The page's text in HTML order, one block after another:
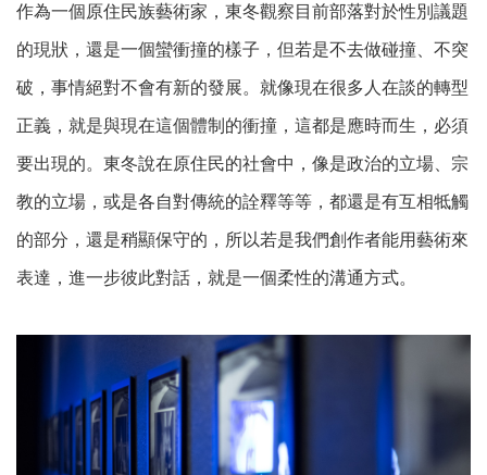
作為一個原住民族藝術家，東冬觀察目前部落對於性別議題
的現狀，還是一個蠻衝撞的樣子，但若是不去做碰撞、不突
破，事情絕對不會有新的發展。就像現在很多人在談的轉型
正義，就是與現在這個體制的衝撞，這都是應時而生，必須
要出現的。東冬說在原住民的社會中，像是政治的立場、宗
教的立場，或是各自對傳統的詮釋等等，都還是有互相牴觸
的部分，還是稍顯保守的，所以若是我們創作者能用藝術來
表達，進一步彼此對話，就是一個柔性的溝通方式。